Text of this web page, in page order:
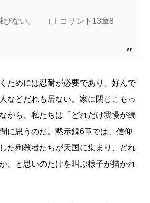
びない。 （Ⅰコリント13章8
ためには忍耐が必要であり、好んで
などだれも居ない。家に閉じこもっ
がら、私たちは「どれだけ我慢が続
に思うのだ。黙示録6章では、信仰
た殉教者たちが天国に集まり、どれ
、と思いのたけを叫ぶ様子が描かれ